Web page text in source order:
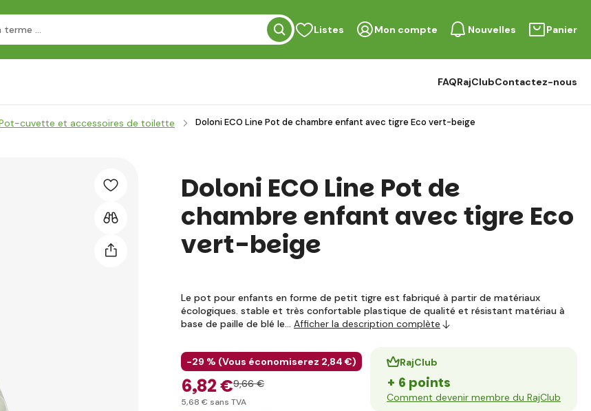
Listes Mon compte Nouvelles Panier
FAQRajClubContactez-nous
cuvette et accessoires de toilette Doloni ECO Line Pot de chambre enfant avec tigre Eco vert-beige
Doloni ECO Line Pot de
chambre enfant avec tigre Eco
vert-beige
Le pot pour enfants en forme de petit tigre est fabriqué à partir de matériaux
écologiques. stable et très confortable plastique de qualité et résistant matériau à
base de paille de blé le… Afficher la description complète
-29 % (Vous économiserez 2,84 €)
6,82 €9,66 €
5,68 € sans TVA
RajClub
+ 6 points
Comment devenir membre du RajClub